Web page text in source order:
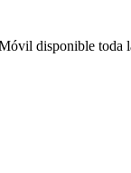
disponible toda